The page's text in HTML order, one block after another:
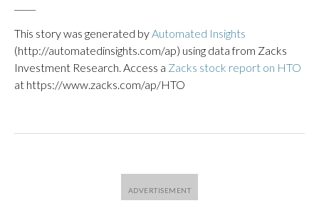
This story was generated byAutomated Insights
(http://automatedinsights.com/ap) using data from Zacks
Investment Research. Access a Zacks stock report on HTO
at https://www.zacks.com/ap/HTO